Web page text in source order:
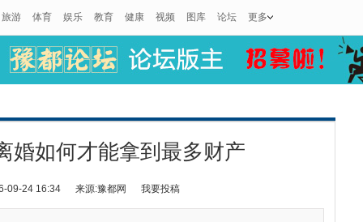
旅游 体育 娱乐 教育 健康 视频 图库 论坛 更多
婚如何才能拿到最多财产
09-24 16:34 来源:豫都网 我要投稿